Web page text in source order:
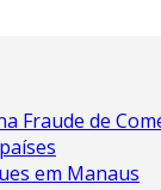
Fraude de
em Manaus